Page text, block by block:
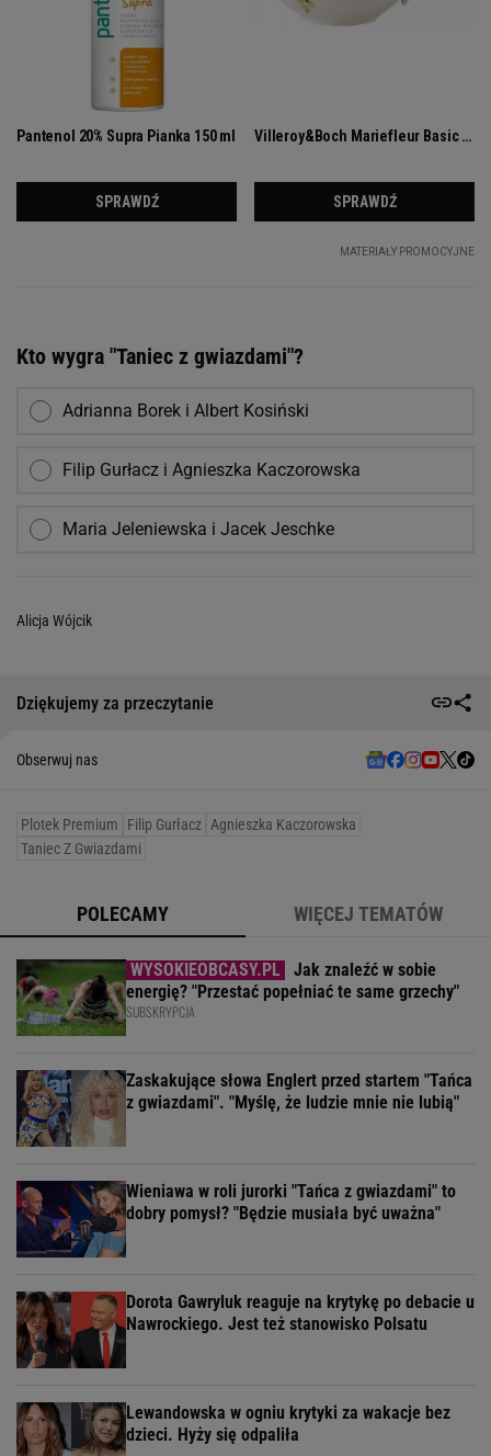
Kto wygra "Taniec z gwiazdami"?
Adrianna Borek i Albert Kosiński
Filip Gurłacz i Agnieszka Kaczorowska
Maria Jeleniewska i Jacek Jeschke
Alicja Wójcik
Dziękujemy za przeczytanie
Obserwuj nas
Plotek Premium Filip Gurłacz Agnieszka Kaczorowska
Taniec Z Gwiazdami
POLECAMY WIĘCEJ TEMATÓW
Jak znaleźć w sobie
energię? "Przestać popełniać te same grzechy"
SUBSKRYPCJA
Zaskakujące słowa Englert przed startem "Tańca
z gwiazdami". "Myślę, że ludzie mnie nie lubią"
Wieniawa w roli jurorki "Tańca z gwiazdami" to
dobry pomysł? "Będzie musiała być uważna"
Dorota Gawryluk reaguje na krytykę po debacie u
Nawrockiego. Jest też stanowisko Polsatu
Lewandowska w ogniu krytyki za wakacje bez
dzieci. Hyży się odpaliła